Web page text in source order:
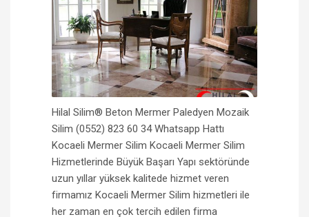
Hilal Silim® Beton Mermer Paledyen Mozaik
Silim (0552) 823 60 34 Whatsapp Hattı
Kocaeli Mermer Silim Kocaeli Mermer Silim
Hizmetlerinde Büyük Başarı Yapı sektöründe
uzun yıllar yüksek kalitede hizmet veren
firmamız Kocaeli Mermer Silim hizmetleri ile
her zaman en çok tercih edilen firma